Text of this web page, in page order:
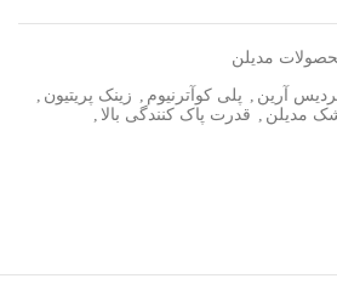
مدیلن
آرین , پلی کوآترنیوم , زینک پریتیون ,
مدیلن , قدرت پاک کنندگی بالا ,